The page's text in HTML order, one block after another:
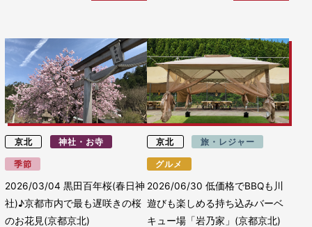
京北 神社・お寺
季節
2026/03/04黒田百年桜(春日神
社)♪京都市内で最も遅咲きの桜
のお花見(京都京北)
京北 旅・レジャー
グルメ
2026/06/30 低価格でBBQも川
遊びも楽しめる持ち込みバーベ
キュー場「岩乃家」(京都京北)